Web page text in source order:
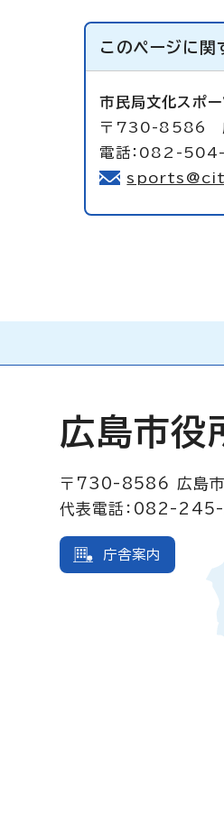
このページに関
市民局文化スポ
〒730-8586 広
電話：082-
広島市役
〒730-8586
広島
代表電話：082-
庁舎案内